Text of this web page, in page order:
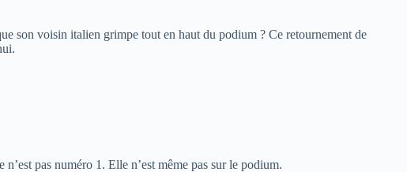
son voisin italien grimpe tout en haut du podium ? Ce retournement de
n’est pas numéro 1. Elle n’est même pas sur le podium.